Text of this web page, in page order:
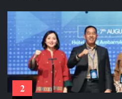
2